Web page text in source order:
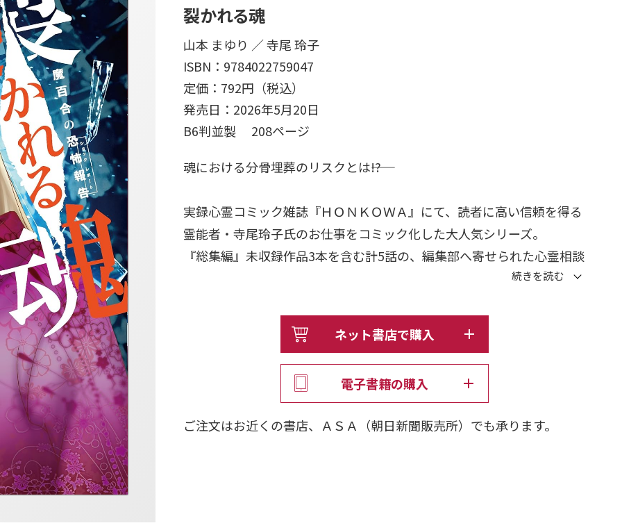
裂かれる魂
山本 まゆり ／ 寺尾 玲子
ISBN：9784022759047
定価：792円（税込）
発売日：2026年5月20日
B6判並製 208ページ
魂における分骨埋葬のリスクとは――!?
実録心霊コミック雑誌『ＨＯＮＫＯＷＡ』にて、読者に高い信頼を得る
霊能者・寺尾玲子氏のお仕事をコミック化した大人気シリーズ。
『総集編』未収録作品3本を含む計5話の、編集部へ寄せられた心霊相談
・「裂かれた魂」相談者だけが感じる突然の閃光。また覚えのない寝室
の重厚なベッドの異変。その他の不可解な出来事を寺尾玲子氏に相談し
では祖父母のお骨を分骨していた。それはある僧侶の勧めによるものだ
ネット書店で購入
電子書籍の購入
ご注文はお近くの書店、ＡＳＡ（朝日新聞販売所）でも承ります。